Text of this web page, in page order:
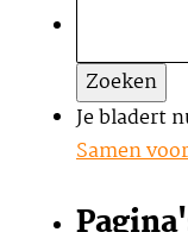
Je bladert
Samen